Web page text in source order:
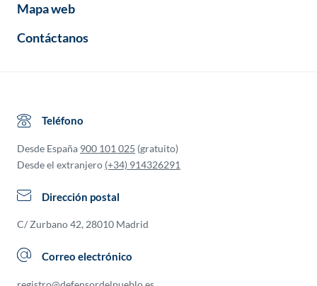
Mapa web
Contáctanos
Teléfono
Desde España 900 101 025 (gratuito)
Desde el extranjero (+34) 914326291
Dirección postal
C/ Zurbano 42, 28010 Madrid
Correo electrónico